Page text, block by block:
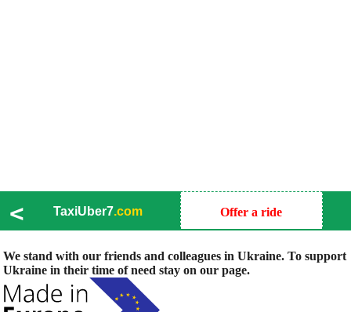
< TaxiUber7.com Offer a ride
We stand with our friends and colleagues in Ukraine. To support
Ukraine in their time of need stay on our page.